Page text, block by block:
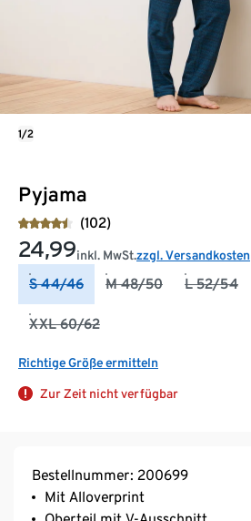
Pyjama
(102)
24,99inkl. MwSt.zzgl. Versandkosten
S 44/46 M 48/50 L 52/54
XXL 60/62
Richtige Größe ermitteln
Zur Zeit nicht verfügbar
1/2
Bestellnummer: 200699
Mit Alloverprint